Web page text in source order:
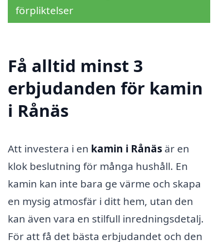
förpliktelser
Få alltid minst 3
erbjudanden för kamin
i Rånäs
Att investera i en kamin i Rånäs är en
klok beslutning för många hushåll. En
kamin kan inte bara ge värme och skapa
en mysig atmosfär i ditt hem, utan den
kan även vara en stilfull inredningsdetalj.
För att få det bästa erbjudandet och den